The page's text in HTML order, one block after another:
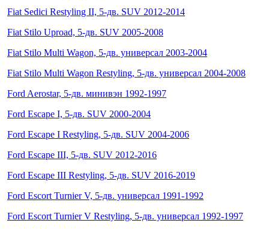
Fiat Sedici Restyling II, 5-дв. SUV 2012-2014
Fiat Stilo Uproad, 5-дв. SUV 2005-2008
Fiat Stilo Multi Wagon, 5-дв. универсал 2003-2004
Fiat Stilo Multi Wagon Restyling, 5-дв. универсал 2004-2008
Ford Aerostar, 5-дв. минивэн 1992-1997
Ford Escape I, 5-дв. SUV 2000-2004
Ford Escape I Restyling, 5-дв. SUV 2004-2006
Ford Escape III, 5-дв. SUV 2012-2016
Ford Escape III Restyling, 5-дв. SUV 2016-2019
Ford Escort Turnier V, 5-дв. универсал 1991-1992
Ford Escort Turnier V Restyling, 5-дв. универсал 1992-1997